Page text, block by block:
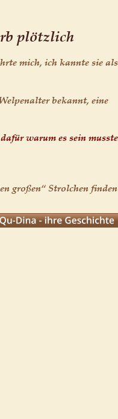
plötzlich
mich, ich kannte sie als
bekannt, eine
warum es sein musste
großen“ Strolchen finden